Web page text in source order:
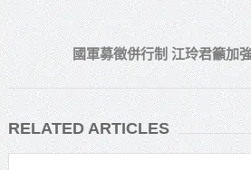
國軍募徵併行制 江玲君籲加
RELATED ARTICLES